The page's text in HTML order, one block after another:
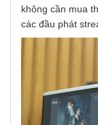
không cần mua
các đầu phát